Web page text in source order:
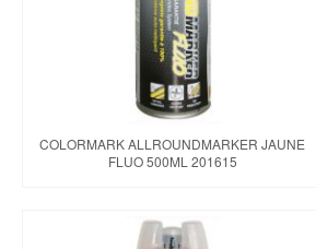
COLORMARK ALLROUNDMARKER JAUNE
FLUO 500ML 201615